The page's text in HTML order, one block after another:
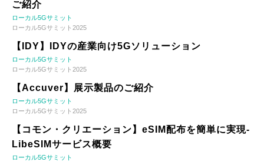
ご紹介
ローカル5Gサミット
ローカル5Gサミット2025
【IDY】IDYの産業向け5Gソリューション
ローカル5Gサミット
ローカル5Gサミット2025
【Accuver】展示製品のご紹介
ローカル5Gサミット
ローカル5Gサミット2025
【コモン・クリエーション】eSIM配布を簡単に実現-
LibeSIMサービス概要
ローカル5Gサミット